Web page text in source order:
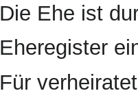
Die Ehe ist
Eheregister
Für